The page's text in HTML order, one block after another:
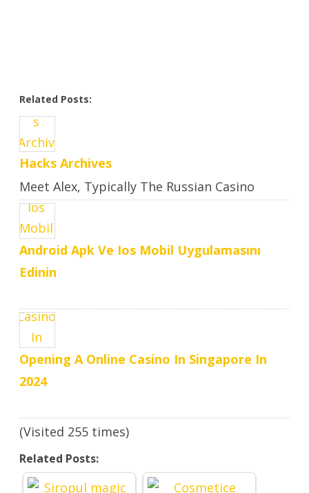
Related Posts:
Hacks Archives
Meet Alex, Typically The Russian Casino
Hacker Who Makes Large ..
Android Apk Ve Ios Mobil Uygulamasını
Edinin
Opening A Online Casino In Singapore In
2024
(Visited 255 times)
Related Posts: